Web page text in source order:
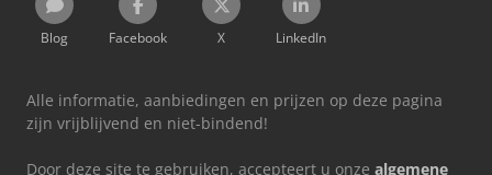
Blog Facebook X LinkedIn
Alle informatie, aanbiedingen en prijzen op deze pagina
zijn vrijblijvend en niet-bindend!
Door deze site te gebruiken, accepteert u onze algemene